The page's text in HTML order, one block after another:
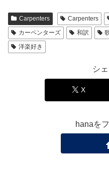
Carpenters Carpenters
カーペンターズ
和訳
洋楽好き
シ
X
hanaを